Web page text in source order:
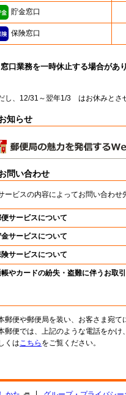
貯金窓口
保険窓口
口業務を一時休止する場合があり
し、12/31～翌年1/3 はお休みとさ
知らせ
問い合わせ
ービスの内容によってお問い合わせ
サービスについて
サービスについて
サービスについて
やカードの紛失・盗難に伴うお取
郵便や郵便局を装い、お客さま宛
郵便では、上記のような電話をか
くはこちら をご覧ください。